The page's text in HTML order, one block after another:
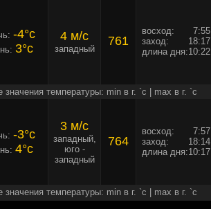
-4°c
3°c
4 м/c
западный
761
восход:
7:55
заход:
18:17
длина дня:10:22
значения температуры: min в г. `c | max в г. `c
-3°c
4°c
3 м/c
западный,
юго -
западный
764
восход:
7:57
заход:
18:14
длина дня:10:17
значения температуры: min в г. `c | max в г. `c